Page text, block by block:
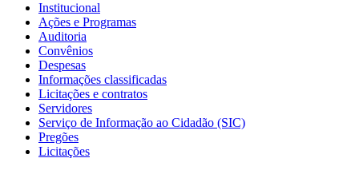
Institucional
Ações e Programas
Auditoria
Convênios
Despesas
Informações classificadas
Licitações e contratos
Servidores
Serviço de Informação ao Cidadão (SIC)
Pregões
Licitações